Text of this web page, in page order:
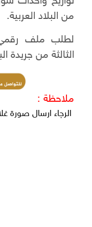
من البلاد العربية.
الثالثة من جريدة
ملاحظة :
الرجاء ارسال صورة